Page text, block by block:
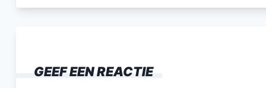
c
GEEF EEN REACTIE